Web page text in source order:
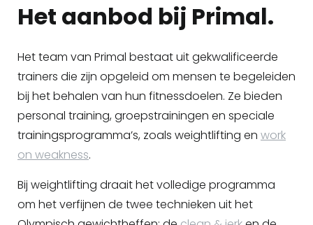
Het aanbod bij Primal.
Het team van Primal bestaat uit gekwalificeerde
trainers die zijn opgeleid om mensen te begeleiden
bij het behalen van hun fitnessdoelen. Ze bieden
personal training, groepstrainingen en speciale
trainingsprogramma’s, zoals weightlifting en work
on weakness.
Bij weightlifting draait het volledige programma
om het verfijnen de twee technieken uit het